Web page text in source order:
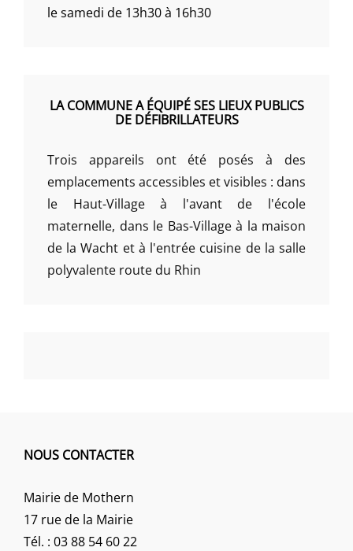
le samedi de 13h30 à 16h30
LA COMMUNE A ÉQUIPÉ SES LIEUX PUBLICS
DE DÉFIBRILLATEURS
Trois appareils ont été posés à des
emplacements accessibles et visibles : dans
le Haut-Village à l'avant de l'école
maternelle, dans le Bas-Village à la maison
de la Wacht et à l'entrée cuisine de la salle
polyvalente route du Rhin
NOUS CONTACTER
Mairie de Mothern
17 rue de la Mairie
Tél. : 03 88 54 60 22